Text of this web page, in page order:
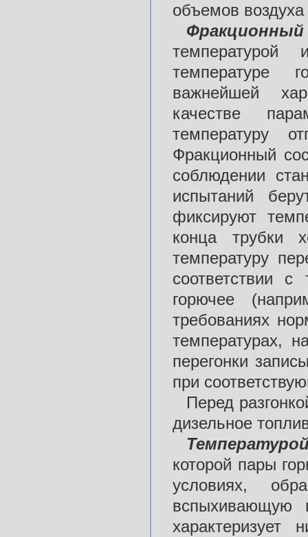
объемов воздуха
температурой
температуре
важнейшей
качестве
температуру
Фракционный
соблюдении
испытаний
фиксируют
конца трубки
температуру
соответствии
горючее
требованиях
температурах,
перегонки
при
Перед
дизельное
которой пары
условиях,
вспыхивающую
характеризует